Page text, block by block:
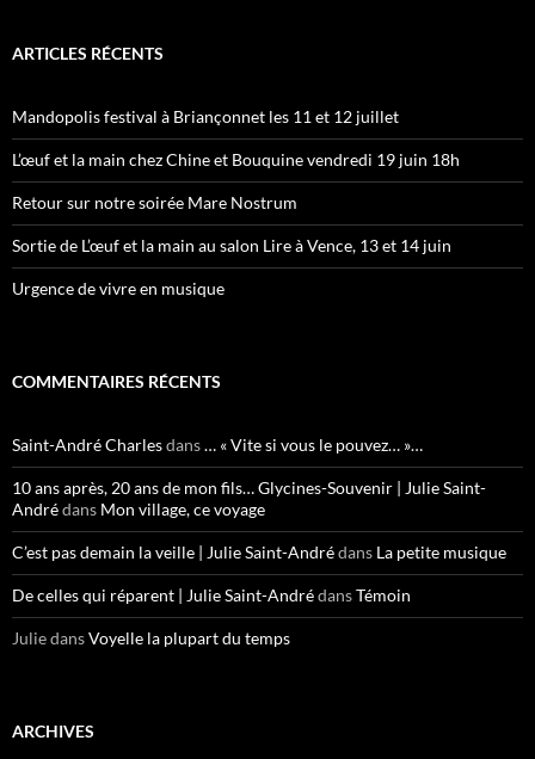
ARTICLES RÉCENTS
Mandopolis festival à Briançonnet les 11 et 12 juillet
L’œuf et la main chez Chine et Bouquine vendredi 19 juin 18h
Retour sur notre soirée Mare Nostrum
Sortie de L’œuf et la main au salon Lire à Vence, 13 et 14 juin
Urgence de vivre en musique
COMMENTAIRES RÉCENTS
Saint-André Charlesdans… « Vite si vous le pouvez… »…
10 ans après, 20 ans de mon fils… Glycines-Souvenir | Julie Saint-
Andrédans Mon village, ce voyage
C’est pas demain la veille | Julie Saint-Andrédans La petite musique
De celles qui réparent | Julie Saint-AndrédansTémoin
JuliedansVoyelle la plupart du temps
ARCHIVES